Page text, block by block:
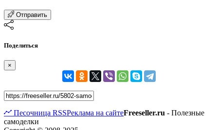
Отправить
Поделиться
×
Песочница RSSРеклама на сайтеFreeseller.ru - Полезные
самоделки